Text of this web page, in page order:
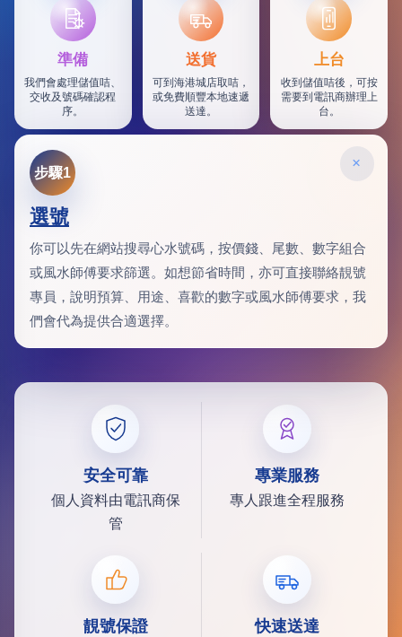
準備
我們會處理儲值咭、
交收及號碼確認程
序。
SF
送貨
可到海港城店取咭，
或免費順豐本地速遞
送達。
上台
收到儲值咭後，可按
需要到電訊商辦理上
台。
×
步驟1
選號
你可以先在網站搜尋心水號碼，按價錢、尾數、數字組合
或風水師傅要求篩選。如想節省時間，亦可直接聯絡靚號
專員，說明預算、用途、喜歡的數字或風水師傅要求，我
們會代為提供合適選擇。
安全可靠
個人資料由電訊商保
管
專業服務
專人跟進全程服務
靚號保證 快速送達